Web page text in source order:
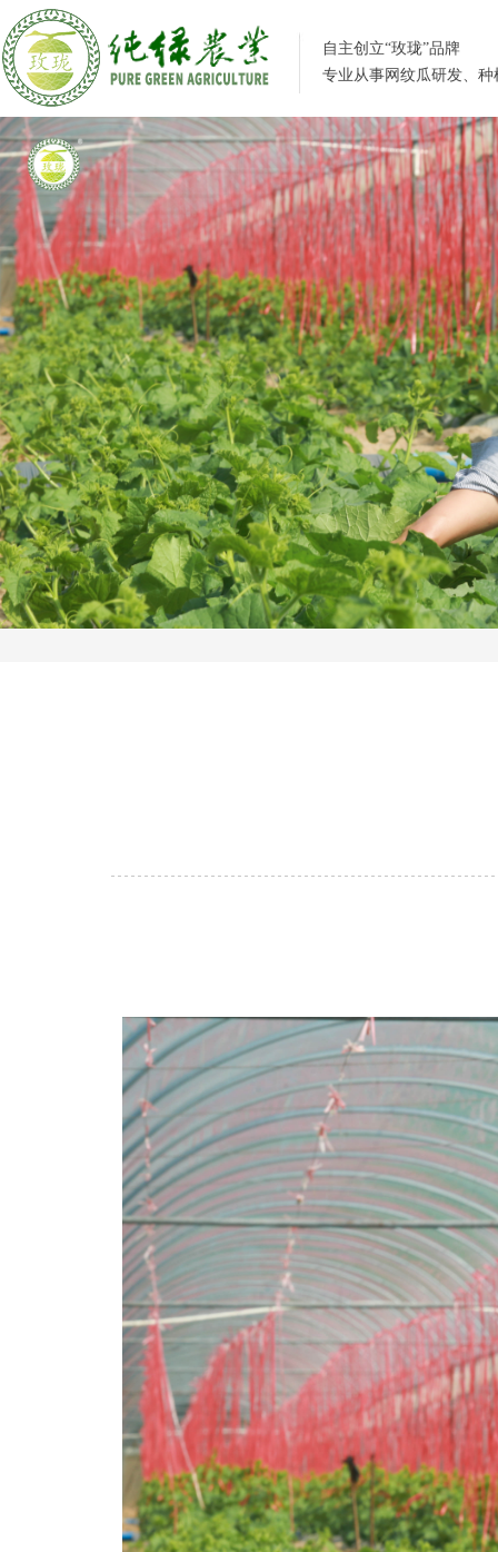
自主创立“玫珑”品牌
专业从事网纹瓜研发、种